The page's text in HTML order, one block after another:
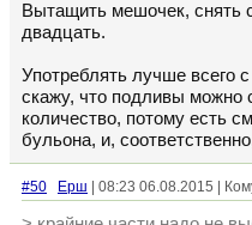
Вытащить мешочек, снять
двадцать.
Употреблять лучше всего
скажу, что подливы можно
количество, потому есть
бульона, и,
#50 Ерш | 08:23 06.08.2015 |